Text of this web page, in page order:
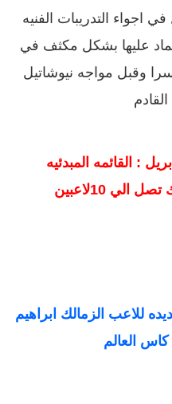
اجواء التدريبات الفنيه
عليها بشكل مكثف في
وقبل مواجه نيوشاتيل
اضغط هنــا إنفراد 21 ابريل : القائمه المبدئيه
10لاعبين
للاعب الزمالك ابراهيم
كاس العالم